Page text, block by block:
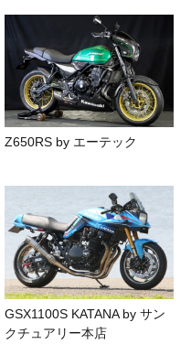
Z650RS by エーテック
GSX1100S KATANA by サン
クチュアリー本店